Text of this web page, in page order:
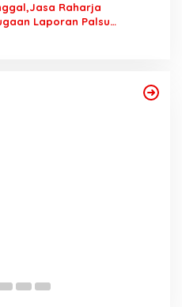
Raharja
Laporan Palsu
Jadi Pemicu